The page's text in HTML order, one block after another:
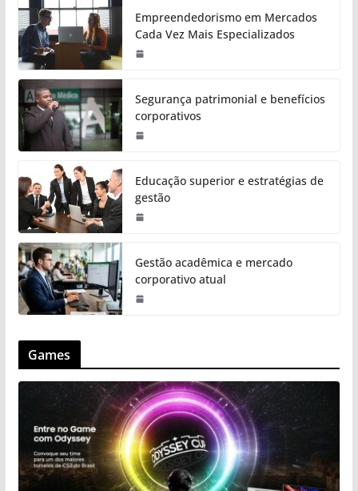
Empreendedorismo em Mercados
Cada Vez Mais Especializados
Segurança patrimonial e benefícios
corporativos
Educação superior e estratégias de
gestão
Gestão acadêmica e mercado
corporativo atual
Games